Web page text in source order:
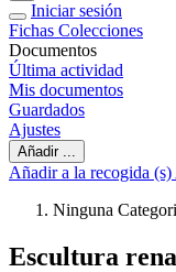
Iniciar sesión
Fichas Colecciones
Documentos
Última actividad
Mis documentos
Guardados
Ajustes
Añadir ...
Añadir a la recogida (s)
Ninguna
Escultura